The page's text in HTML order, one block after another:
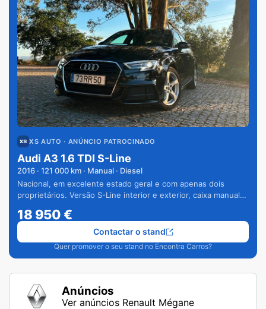
XS AUTO · ANÚNCIO PATROCINADO
Audi A3 1.6 TDI S-Line
2016 · 121 000 km · Manual · Diesel
Nacional, em excelente estado geral e com apenas dois
proprietários. Versão S-Line interior e exterior, caixa manual
18 950€
Quer promover o seu stand no Encontra Carros?
Contactar o stand
Anúncios
Ver anúncios Renault Mégane